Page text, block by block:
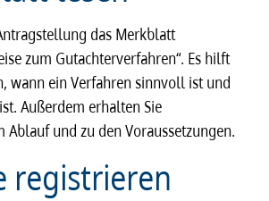
das Merkblatt
zum Gutachterverfahren“. Es hilft
wann ein Verfahren sinnvoll ist und
Außerdem erhalten Sie
und zu den Voraussetzungen.
registrieren